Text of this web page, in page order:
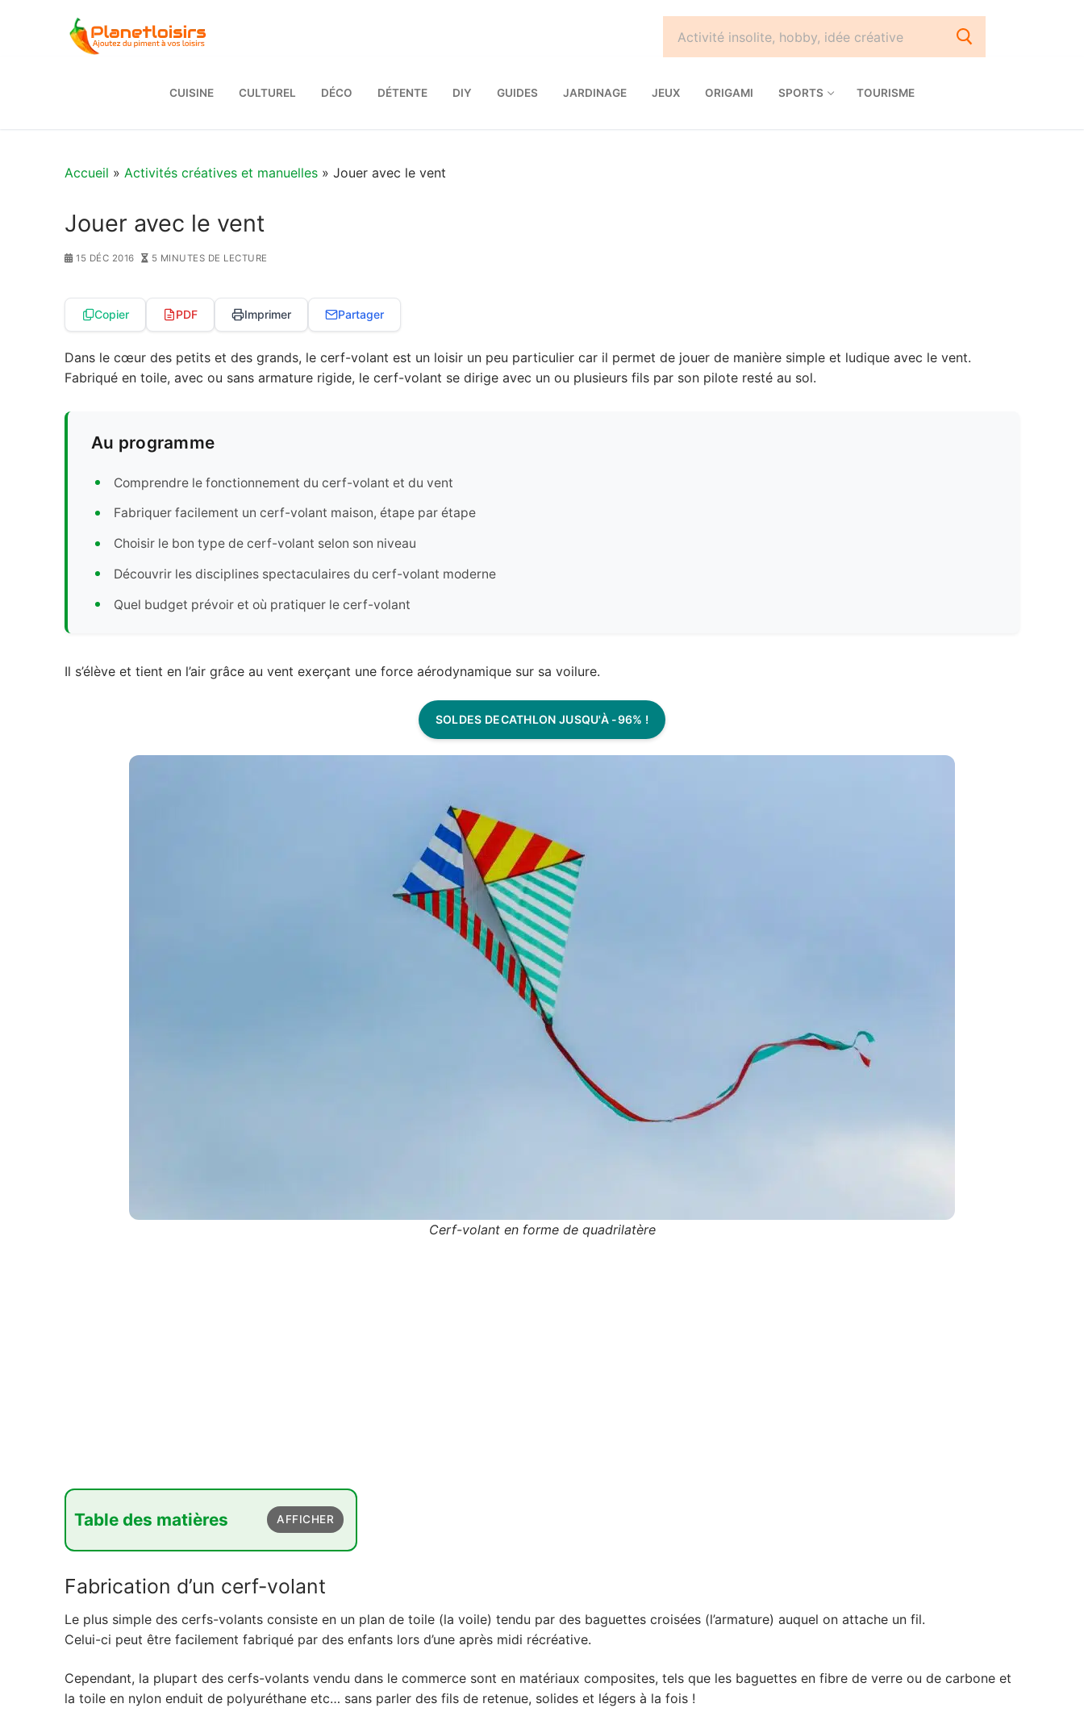
CUISINE CULTUREL DÉCO DÉTENTE DIY GUIDES JARDINAGE JEUX ORIGAMI SPORTS TOURISME
Accueil » Activités créatives et manuelles » Jouer avec le vent
Jouer avec le vent
15 DÉC 2016 5 MINUTES DE LECTURE
Copier PDF Imprimer Partager
Dans le cœur des petits et des grands, le cerf-volant est un loisir un peu particulier car il permet de jouer de manière simple et ludique avec le vent.
Fabriqué en toile, avec ou sans armature rigide, le cerf-volant se dirige avec un ou plusieurs fils par son pilote resté au sol.
Au programme
Comprendre le fonctionnement du cerf-volant et du vent
Fabriquer facilement un cerf-volant maison, étape par étape
Choisir le bon type de cerf-volant selon son niveau
Découvrir les disciplines spectaculaires du cerf-volant moderne
Quel budget prévoir et où pratiquer le cerf-volant
Il s’élève et tient en l’air grâce au vent exerçant une force aérodynamique sur sa voilure.
SOLDES DECATHLON JUSQU'À -96% !
Cerf-volant en forme de quadrilatère
Table des matières AFFICHER
2. Les types de cerfs-volants
3. Le pilotage des cerfs-volants
4. Les disciplines avec des cerfs-volants
5. La traction avec des cerfs-volants
6. Pour qui ?
Fabrication d’un cerf-volant
Le plus simple des cerfs-volants consiste en un plan de toile (la voile) tendu par des baguettes croisées (l’armature) auquel on attache un fil.
Celui-ci peut être facilement fabriqué par des enfants lors d’une après midi récréative.
Cependant, la plupart des cerfs-volants vendu dans le commerce sont en matériaux composites, tels que les baguettes en fibre de verre ou de carbone et
la toile en nylon enduit de polyuréthane etc… sans parler des fils de retenue, solides et légers à la fois !